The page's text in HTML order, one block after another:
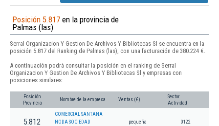
Posición 5.817 en la provincia de
Palmas (las)
Serral Organizacion Y Gestion De Archivos Y Bibliotecas Sl se encuentra en la
posición 5.817 del Ranking de Palmas (las), con una facturación de 380.224 €.
A continuación podrá consultar la posición en el ranking de Serral
Organizacion Y Gestion De Archivos Y Bibliotecas Sl y empresas con
posiciones similares:
Posición
Provincia
Nombre de la empresa Ventas (€)
Sector
Actividad
5.812
COMERCIAL SANTANA
NODA SOCIEDAD
pequeña 0122